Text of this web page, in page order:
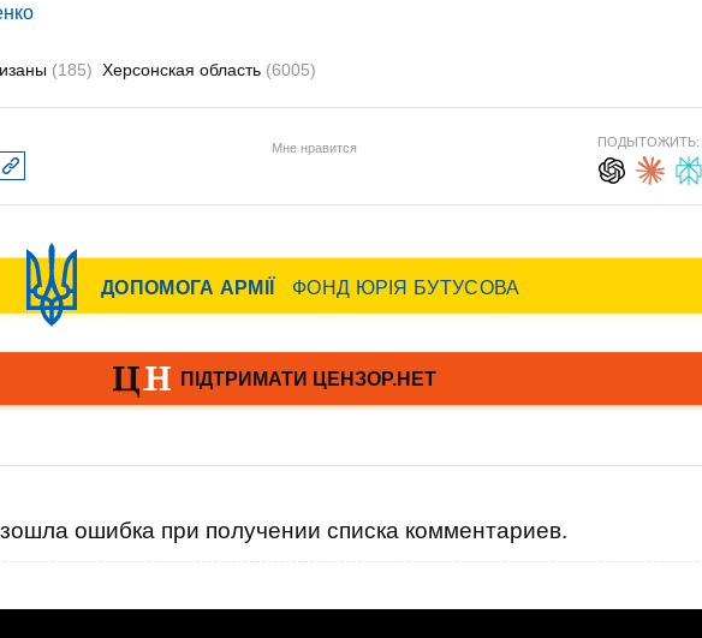
(185) Херсонская область (6005)
Мне нравится ПОДЫТОЖИТЬ:
ошибка при получении списка комментариев.